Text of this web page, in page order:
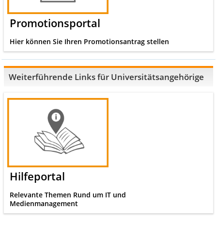
Promotionsportal
Hier können Sie Ihren Promotionsantrag stellen
Weiterführende Links für Universitätsangehörige
Hilfeportal
Relevante Themen Rund um IT und
Medienmanagement